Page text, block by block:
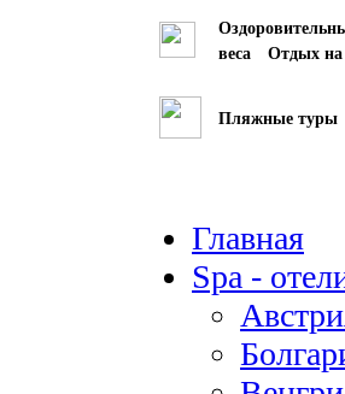
веса
Отдых
Пляжные
Главная
Spa -